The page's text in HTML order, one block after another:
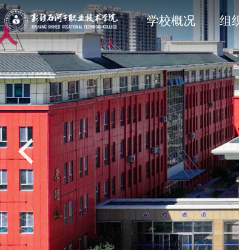
学校概况
学院简介
校风校训
组
石职动态
媒体关注
党建专题
教学动态
语言文字建设
学工处
科研动态
科协技术学会
招生专题
信息公开法规与制度
信息公开其它